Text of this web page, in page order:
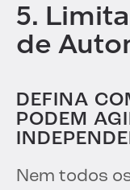
5.
de
DEFINA
PODEM
Nem todos